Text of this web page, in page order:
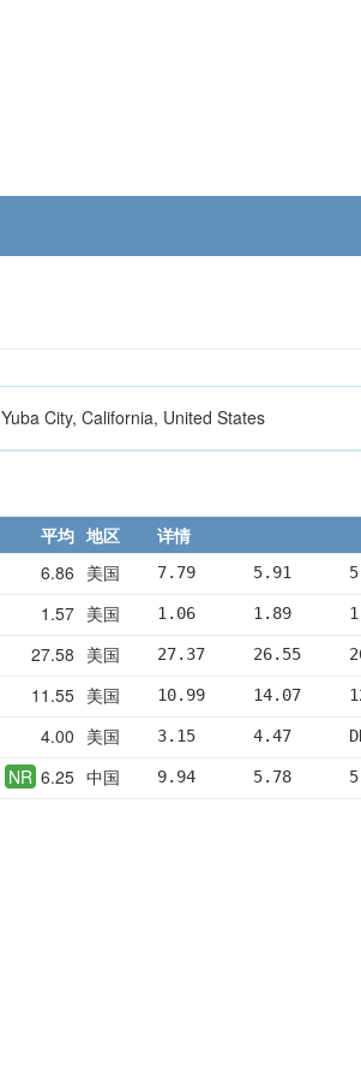
Yuba City, California, United States
平均 地区
详情
6.86 美国 7.79      5.91
1.57 美国 1.06      1.89
27.58 美国 27.37     26.55
11.55 美国 10.99     14.07
4.00 美国 3.15      4.47
NR 6.25 中国 9.94      5.78